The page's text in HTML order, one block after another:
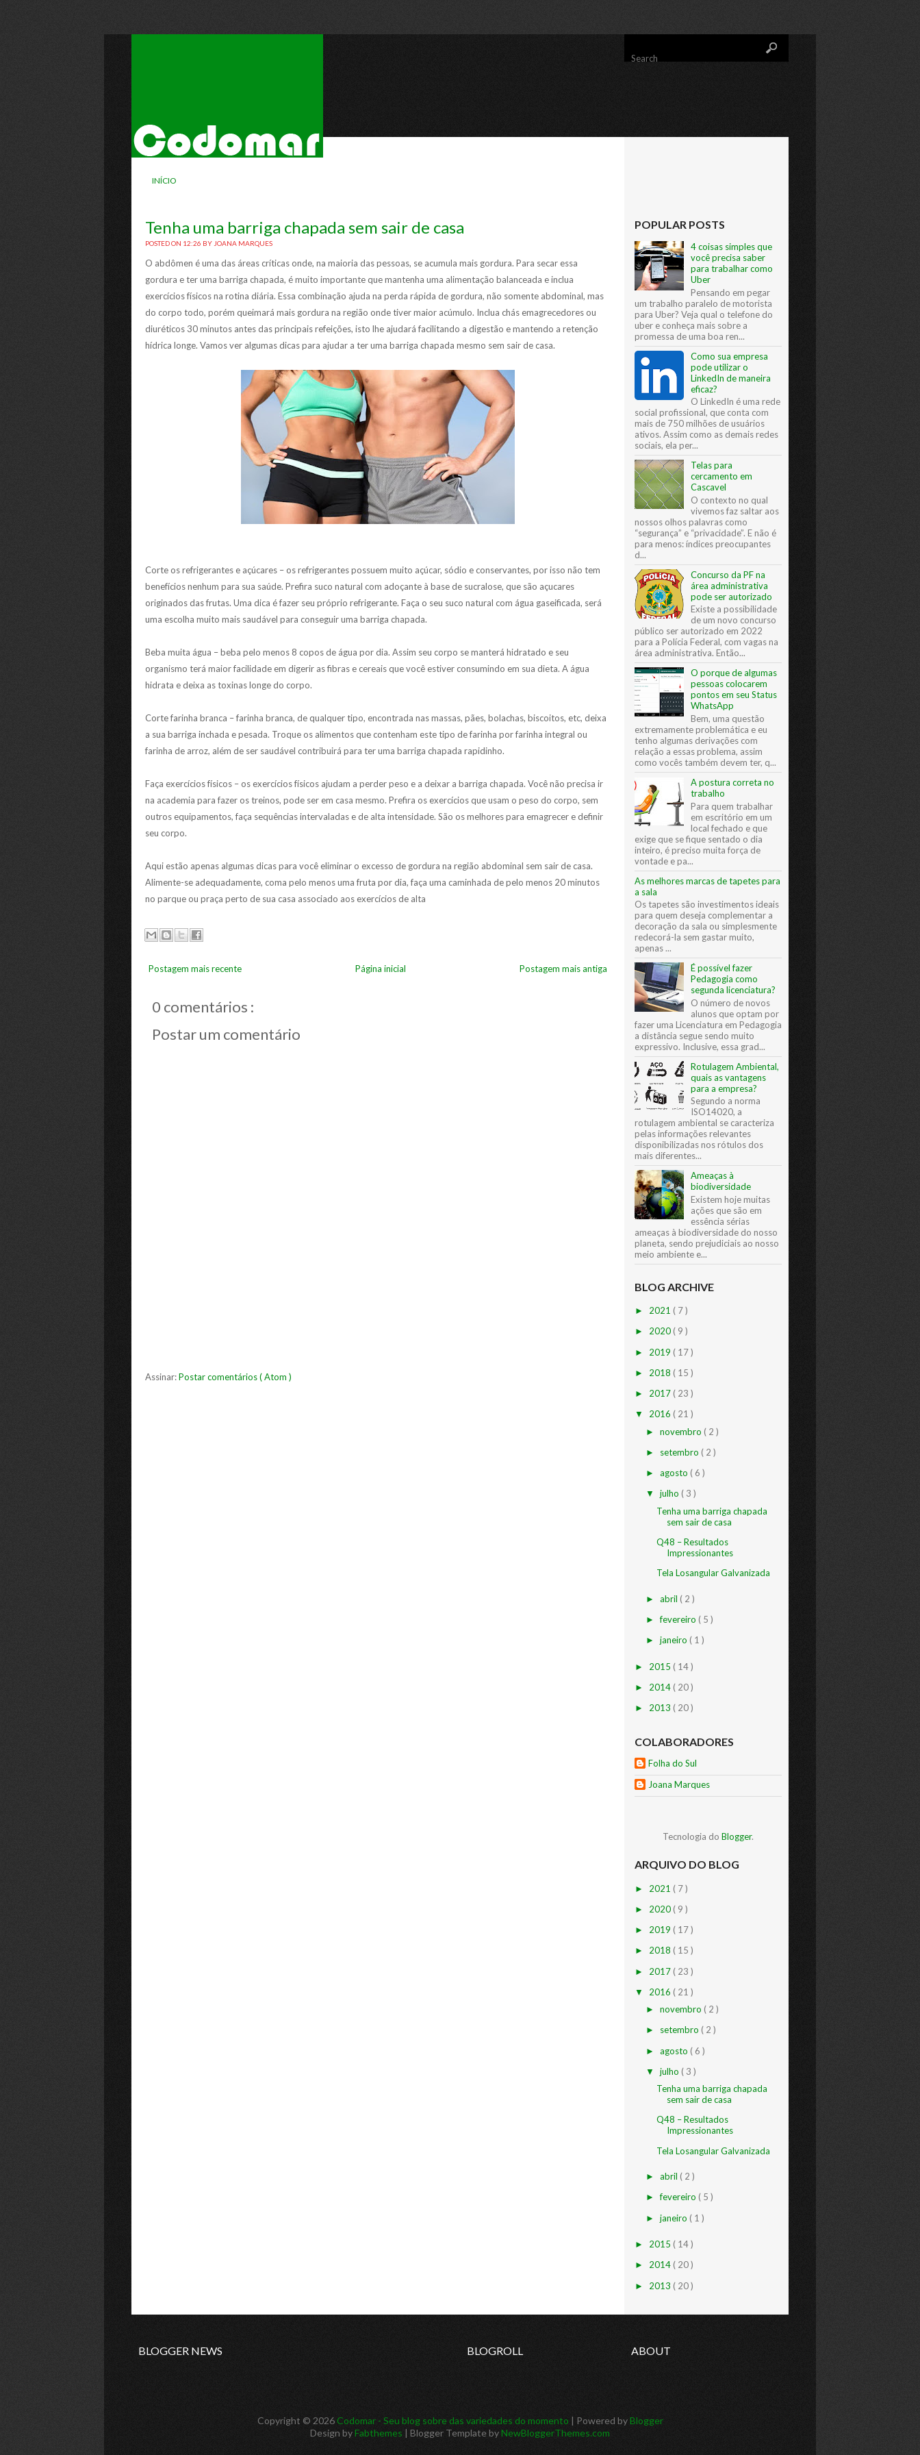
INÍCIO
Tenha uma barriga chapada sem sair de casa
POSTED ON 12:26 BY JOANA MARQUES
O abdômen é uma das áreas críticas onde, na maioria das pessoas, se acumula mais gordura. Para secar essa
gordura e ter uma barriga chapada, é muito importante que mantenha uma alimentação balanceada e inclua
exercícios físicos na rotina diária. Essa combinação ajuda na perda rápida de gordura, não somente abdominal, mas
do corpo todo, porém queimará mais gordura na região onde tiver maior acúmulo. Inclua chás emagrecedores ou
diuréticos 30 minutos antes das principais refeições, isto lhe ajudará facilitando a digestão e mantendo a retenção
hídrica longe. Vamos ver algumas dicas para ajudar a ter uma barriga chapada mesmo sem sair de casa.
Corte os refrigerantes e açúcares – os refrigerantes possuem muito açúcar, sódio e conservantes, por isso não tem
benefícios nenhum para sua saúde. Prefira suco natural com adoçante à base de sucralose, que são açucares
originados das frutas. Uma dica é fazer seu próprio refrigerante. Faça o seu suco natural com água gaseificada, será
uma escolha muito mais saudável para conseguir uma barriga chapada.
Beba muita água – beba pelo menos 8 copos de água por dia. Assim seu corpo se manterá hidratado e seu
organismo terá maior facilidade em digerir as fibras e cereais que você estiver consumindo em sua dieta. A água
hidrata e deixa as toxinas longe do corpo.
Corte farinha branca – farinha branca, de qualquer tipo, encontrada nas massas, pães, bolachas, biscoitos, etc, deixa
a sua barriga inchada e pesada. Troque os alimentos que contenham este tipo de farinha por farinha integral ou
farinha de arroz, além de ser saudável contribuirá para ter uma barriga chapada rapidinho.
Faça exercícios físicos – os exercícios físicos ajudam a perder peso e a deixar a barriga chapada. Você não precisa ir
na academia para fazer os treinos, pode ser em casa mesmo. Prefira os exercícios que usam o peso do corpo, sem
outros equipamentos, faça sequências intervaladas e de alta intensidade. São os melhores para emagrecer e definir
seu corpo.
Aqui estão apenas algumas dicas para você eliminar o excesso de gordura na região abdominal sem sair de casa.
Alimente-se adequadamente, coma pelo menos uma fruta por dia, faça uma caminhada de pelo menos 20 minutos
no parque ou praça perto de sua casa associado aos exercícios de alta
Postagem mais recente Postagem mais antiga
Página inicial
0 comentários :
Postar um comentário
Assinar:Postar comentários ( Atom )
POPULAR POSTS
4 coisas simples que
você precisa saber
para trabalhar como
Uber
Pensando em pegar
um trabalho paralelo de motorista
para Uber? Veja qual o telefone do
uber e conheça mais sobre a
promessa de uma boa ren...
Como sua empresa
pode utilizar o
LinkedIn de maneira
eficaz?
O LinkedIn é uma rede
social profissional, que conta com
mais de 750 milhões de usuários
ativos. Assim como as demais redes
sociais, ela per...
Telas para
cercamento em
Cascavel
O contexto no qual
vivemos faz saltar aos
nossos olhos palavras como
“segurança” e “privacidade”. E não é
para menos: índices preocupantes
d...
Concurso da PF na
área administrativa
pode ser autorizado
Existe a possibilidade
de um novo concurso
público ser autorizado em 2022
para a Polícia Federal, com vagas na
área administrativa. Então...
O porque de algumas
pessoas colocarem
pontos em seu Status
WhatsApp
Bem, uma questão
extremamente problemática e eu
tenho algumas derivações com
relação a essas problema, assim
como vocês também devem ter, q...
A postura correta no
trabalho
Para quem trabalhar
em escritório em um
local fechado e que
exige que se fique sentado o dia
inteiro, é preciso muita força de
vontade e pa...
As melhores marcas de tapetes para
a sala
Os tapetes são investimentos ideais
para quem deseja complementar a
decoração da sala ou simplesmente
redecorá-la sem gastar muito,
apenas ...
É possível fazer
Pedagogia como
segunda licenciatura?
O número de novos
alunos que optam por
fazer uma Licenciatura em Pedagogia
a distância segue sendo muito
expressivo. Inclusive, essa grad...
Rotulagem Ambiental,
quais as vantagens
para a empresa?
Segundo a norma
ISO14020, a
rotulagem ambiental se caracteriza
pelas informações relevantes
disponibilizadas nos rótulos dos
mais diferentes...
Ameaças à
biodiversidade
Existem hoje muitas
ações que são em
essência sérias
ameaças à biodiversidade do nosso
planeta, sendo prejudiciais ao nosso
meio ambiente e...
BLOG ARCHIVE
► 2021 ( 7 )
► 2020 ( 9 )
► 2019 ( 17 )
► 2018 ( 15 )
► 2017 ( 23 )
▼ 2016 ( 21 )
► novembro ( 2 )
► setembro ( 2 )
► agosto ( 6 )
▼ julho ( 3 )
Tenha uma barriga chapada
sem sair de casa
Q48 – Resultados
Impressionantes
Tela Losangular Galvanizada
► abril ( 2 )
►fevereiro ( 5 )
► janeiro ( 1 )
► 2015 ( 14 )
► 2014 ( 20 )
► 2013 ( 20 )
COLABORADORES
Folha do Sul
Joana Marques
Tecnologia do Blogger.
ARQUIVO DO BLOG
► 2021 ( 7 )
► 2020 ( 9 )
► 2019 ( 17 )
► 2018 ( 15 )
► 2017 ( 23 )
▼ 2016 ( 21 )
► novembro ( 2 )
► setembro ( 2 )
► agosto ( 6 )
▼ julho ( 3 )
Tenha uma barriga chapada
sem sair de casa
Q48 – Resultados
Impressionantes
Tela Losangular Galvanizada
► abril ( 2 )
►fevereiro ( 5 )
► janeiro ( 1 )
► 2015 ( 14 )
► 2014 ( 20 )
► 2013 ( 20 )
BLOGGER NEWS BLOGROLL ABOUT
Copyright © 2026Codomar - Seu blog sobre das variedades do momento | Powered byBlogger
Design byFabthemes | Blogger Template byNewBloggerThemes.com